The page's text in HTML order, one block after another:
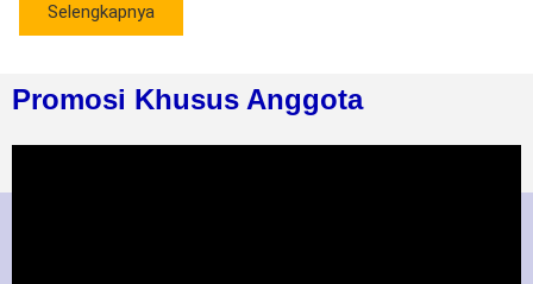
Selengkapnya
Promosi Khusus Anggota